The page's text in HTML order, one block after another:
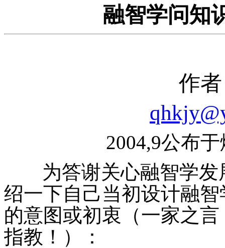
融智学问知
作
2004,9公布
为答谢关心融智学
绍一下自己当初设计融
的意图或初衷（一家之
指教！）：